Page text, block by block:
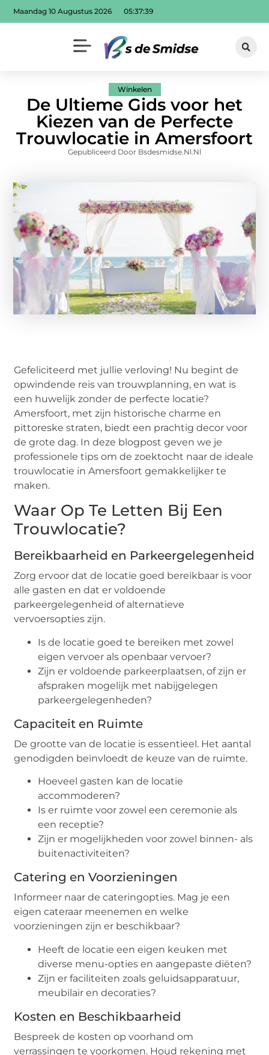
Maandag 10 Augustus 2026 05:37:40
Winkelen
De Ultieme Gids voor het
Kiezen van de Perfecte
Trouwlocatie in Amersfoort
Gepubliceerd Door Bsdesmidse.nl.nl
Gefeliciteerd met jullie verloving! Nu begint de
opwindende reis van trouwplanning, en wat is
een huwelijk zonder de perfecte locatie?
Amersfoort, met zijn historische charme en
pittoreske straten, biedt een prachtig decor voor
de grote dag. In deze blogpost geven we je
professionele tips om de zoektocht naar de ideale
trouwlocatie in Amersfoort gemakkelijker te
maken.
Waar Op Te Letten Bij Een
Trouwlocatie?
Bereikbaarheid en Parkeergelegenheid
Zorg ervoor dat de locatie goed bereikbaar is voor
alle gasten en dat er voldoende
parkeergelegenheid of alternatieve
vervoersopties zijn.
Is de locatie goed te bereiken met zowel
eigen vervoer als openbaar vervoer?
Zijn er voldoende parkeerplaatsen, of zijn er
afspraken mogelijk met nabijgelegen
parkeergelegenheden?
Capaciteit en Ruimte
De grootte van de locatie is essentieel. Het aantal
genodigden beïnvloedt de keuze van de ruimte.
Hoeveel gasten kan de locatie
accommoderen?
Is er ruimte voor zowel een ceremonie als
een receptie?
Zijn er mogelijkheden voor zowel binnen- als
buitenactiviteiten?
Catering en Voorzieningen
Informeer naar de cateringopties. Mag je een
eigen cateraar meenemen en welke
voorzieningen zijn er beschikbaar?
Heeft de locatie een eigen keuken met
diverse menu-opties en aangepaste diëten?
Zijn er faciliteiten zoals geluidsapparatuur,
meubilair en decoraties?
Kosten en Beschikbaarheid
Bespreek de kosten op voorhand om
verrassingen te voorkomen. Houd rekening met